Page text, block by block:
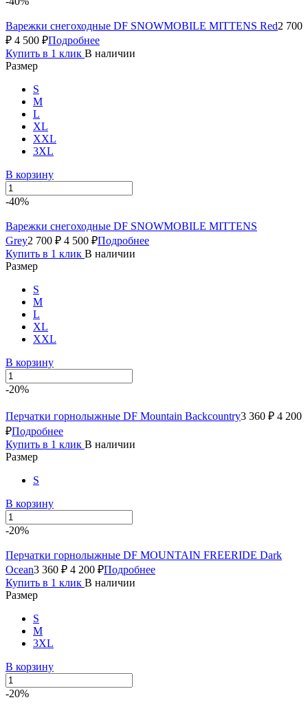
Варежки снегоходные DF SNOWMOBILE MITTENS Red2 700
₽ 4 500 ₽Подробнее
Купить в 1 клик В наличии
Размер
S
M
L
XL
XXL
3XL
В корзину
-40%
Варежки снегоходные DF SNOWMOBILE MITTENS
Grey2 700 ₽ 4 500 ₽Подробнее
Купить в 1 клик В наличии
Размер
S
M
L
XL
XXL
В корзину
-20%
Перчатки горнолыжные DF Mountain Backcountry3 360 ₽ 4 200
₽Подробнее
Купить в 1 клик В наличии
Размер
S
В корзину
-20%
Перчатки горнолыжные DF MOUNTAIN FREERIDE Dark
Ocean3 360 ₽ 4 200 ₽Подробнее
Купить в 1 клик В наличии
Размер
S
M
3XL
В корзину
-20%